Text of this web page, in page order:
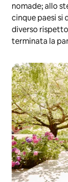
nomade; allo
cinque paesi si
diverso
terminata la